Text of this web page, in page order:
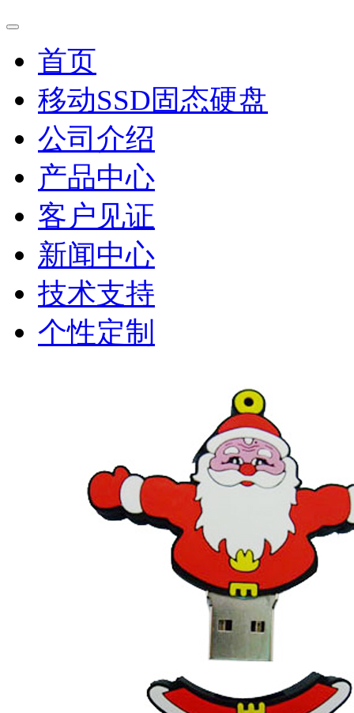
首页
移动SSD固态硬盘
公司介绍
产品中心
客户见证
新闻中心
技术支持
个性定制